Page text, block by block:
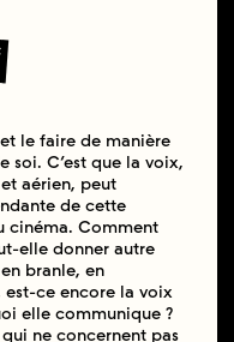
le faire de manière
soi. C’est que la voix,
aérien, peut
de cette
cinéma. Comment
elle donner autre
branle, en
est-ce encore la voix
elle communique ?
ne concernent pas